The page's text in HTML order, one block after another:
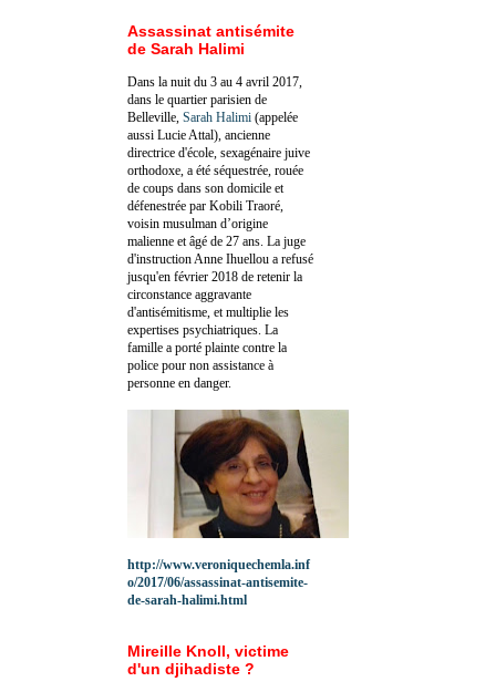
Assassinat antisémite
de Sarah Halimi
Dans la nuit du 3 au 4 avril 2017,
dans le quartier parisien de
Belleville, Sarah Halimi (appelée
aussi Lucie Attal), ancienne
directrice d'école, sexagénaire juive
orthodoxe, a été séquestrée, rouée
de coups dans son domicile et
défenestrée par Kobili Traoré,
voisin musulman d’origine
malienne et âgé de 27 ans. La juge
d'instruction Anne Ihuellou a refusé
jusqu'en février 2018 de retenir la
circonstance aggravante
d'antisémitisme, et multiplie les
expertises psychiatriques. La
famille a porté plainte contre la
police pour non assistance à
personne en danger.
http://www.veroniquechemla.inf
o/2017/06/assassinat-antisemite-
de-sarah-halimi.html
Mireille Knoll, victime
d'un djihadiste ?